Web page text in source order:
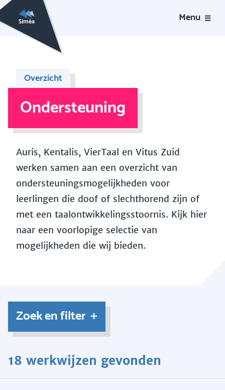
Menu
Overzicht
Ondersteuning
Auris, Kentalis, VierTaal en Vitus Zuid
werken samen aan een overzicht van
ondersteuningsmogelijkheden voor
leerlingen die doof of slechthorend zijn of
met een taalontwikkelingsstoornis. Kijk hier
naar een voorlopige selectie van
mogelijkheden die wij bieden.
Zoek en filter
18 werkwijzen gevonden